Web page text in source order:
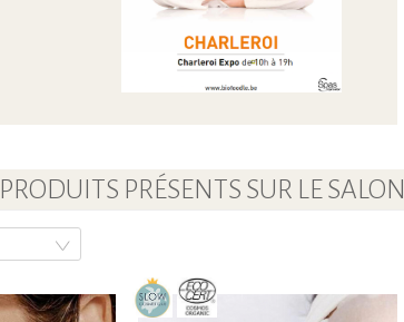
PRODUITS PRÉSENTS SUR LE SALON